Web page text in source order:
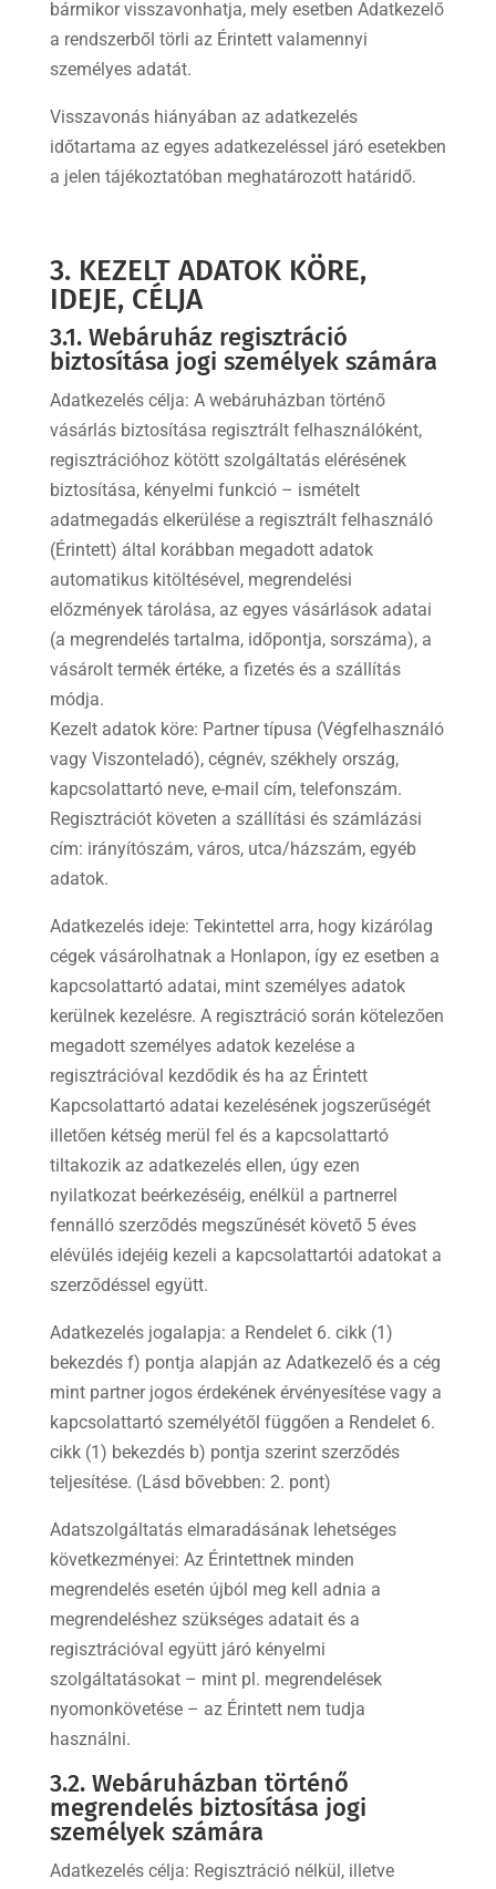
bármikor visszavonhatja, mely esetben Adatkezelő
a rendszerből törli az Érintett valamennyi
személyes adatát.
Visszavonás hiányában az adatkezelés
időtartama az egyes adatkezeléssel járó esetekben
a jelen tájékoztatóban meghatározott határidő.
3. KEZELT ADATOK KÖRE,
IDEJE, CÉLJA
3.1. Webáruház regisztráció
biztosítása jogi személyek számára
Adatkezelés célja: A webáruházban történő
vásárlás biztosítása regisztrált felhasználóként,
regisztrációhoz kötött szolgáltatás elérésének
biztosítása, kényelmi funkció – ismételt
adatmegadás elkerülése a regisztrált felhasználó
(Érintett) által korábban megadott adatok
automatikus kitöltésével, megrendelési
előzmények tárolása, az egyes vásárlások adatai
(a megrendelés tartalma, időpontja, sorszáma), a
vásárolt termék értéke, a fizetés és a szállítás
módja.
Kezelt adatok köre: Partner típusa (Végfelhasználó
vagy Viszonteladó), cégnév, székhely ország,
kapcsolattartó neve, e-mail cím, telefonszám.
Regisztrációt követen a szállítási és számlázási
cím: irányítószám, város, utca/házszám, egyéb
adatok.
Adatkezelés ideje: Tekintettel arra, hogy kizárólag
cégek vásárolhatnak a Honlapon, így ez esetben a
kapcsolattartó adatai, mint személyes adatok
kerülnek kezelésre. A regisztráció során kötelezően
megadott személyes adatok kezelése a
regisztrációval kezdődik és ha az Érintett
Kapcsolattartó adatai kezelésének jogszerűségét
illetően kétség merül fel és a kapcsolattartó
tiltakozik az adatkezelés ellen, úgy ezen
nyilatkozat beérkezéséig, enélkül a partnerrel
fennálló szerződés megszűnését követő 5 éves
elévülés idejéig kezeli a kapcsolattartói adatokat a
szerződéssel együtt.
Adatkezelés jogalapja: a Rendelet 6. cikk (1)
bekezdés f) pontja alapján az Adatkezelő és a cég
mint partner jogos érdekének érvényesítése vagy a
kapcsolattartó személyétől függően a Rendelet 6.
cikk (1) bekezdés b) pontja szerint szerződés
teljesítése. (Lásd bővebben: 2. pont)
Adatszolgáltatás elmaradásának lehetséges
következményei: Az Érintettnek minden
megrendelés esetén újból meg kell adnia a
megrendeléshez szükséges adatait és a
regisztrációval együtt járó kényelmi
szolgáltatásokat – mint pl. megrendelések
nyomonkövetése – az Érintett nem tudja
használni.
3.2. Webáruházban történő
megrendelés biztosítása jogi
személyek számára
Adatkezelés célja: Regisztráció nélkül, illetve